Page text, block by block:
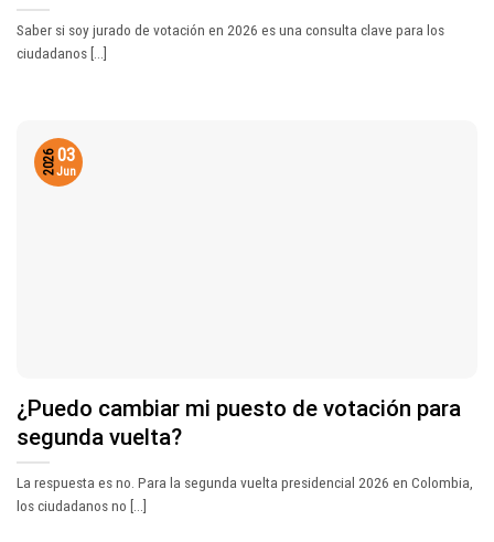
Saber si soy jurado de votación en 2026 es una consulta clave para los
ciudadanos [...]
¿Puedo cambiar mi puesto de votación para
segunda vuelta?
La respuesta es no. Para la segunda vuelta presidencial 2026 en Colombia,
los ciudadanos no [...]
03
Jun
2026